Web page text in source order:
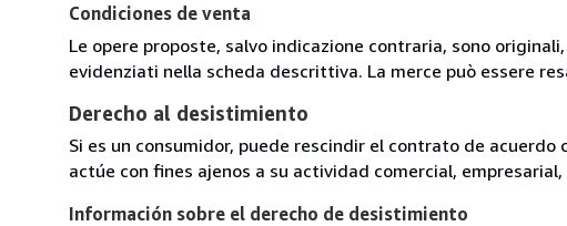
Condiciones de venta
Le opere proposte, salvo indicazione contraria, sono
evidenziati nella scheda descrittiva. La merce può essere
Derecho al desistimiento
Si es un consumidor, puede rescindir el contrato de
actúe con fines ajenos a su actividad comercial,
Información sobre el derecho de desistimiento